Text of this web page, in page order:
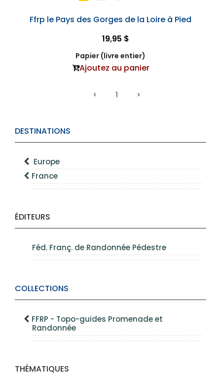
DESTINATIONS
Europe
France
ÉDITEURS
Féd. Franç. de Randonnée Pédestre
COLLECTIONS
FFRP - Topo-guides Promenade et
Randonnée
THÉMATIQUES
Ffrp le Pays des Gorges de la Loire à Pied
19,95 $
Papier (livre entier)
Ajoutez au panier
1